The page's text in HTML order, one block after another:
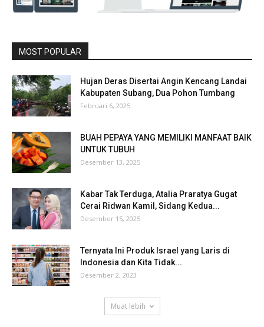
MOST POPULAR
Hujan Deras Disertai Angin Kencang Landai
Kabupaten Subang, Dua Pohon Tumbang
Februari 6, 2025
BUAH PEPAYA YANG MEMILIKI MANFAAT BAIK
UNTUK TUBUH
Desember 13, 2025
Kabar Tak Terduga, Atalia Praratya Gugat
Cerai Ridwan Kamil, Sidang Kedua...
Desember 15, 2025
Ternyata Ini Produk Israel yang Laris di
Indonesia dan Kita Tidak...
Desember 2, 2023
Muat lebih